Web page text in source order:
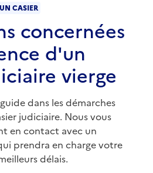
CASIER
concernées
d'un
vierge
dans les démarches
judiciaire. Nous vous
en contact avec un
prendra en charge votre
délais.